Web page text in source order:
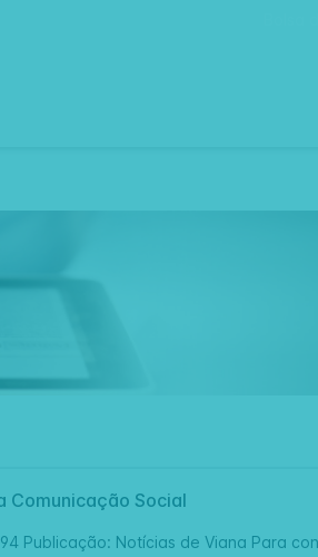
Comunicação Social
Publicação: Notícias de Viana Para